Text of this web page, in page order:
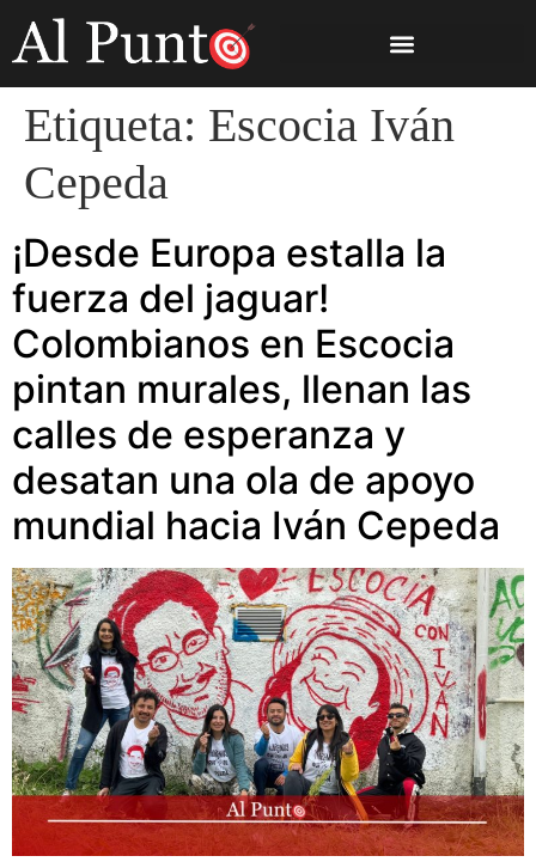
Etiqueta: Escocia Iván
Cepeda
¡Desde Europa estalla la
fuerza del jaguar!
Colombianos en Escocia
pintan murales, llenan las
calles de esperanza y
desatan una ola de apoyo
mundial hacia Iván Cepeda